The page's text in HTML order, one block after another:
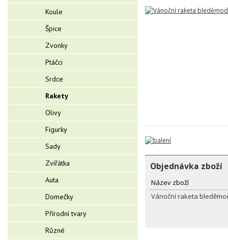
Koule
Špice
Zvonky
Ptáčci
Srdce
Rakety
Olivy
Figurky
Sady
Zvířátka
Auta
Domečky
Přírodní tvary
Různé
Objednávka zboží
Název zboží
Vánoční raketa